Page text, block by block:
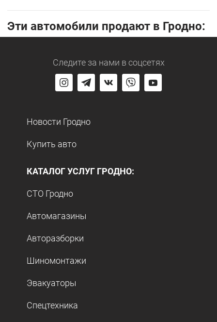
Эти автомобили продают в Гродно:
Следите за нами в соцсетях
Новости Гродно
Купить авто
КАТАЛОГ УСЛУГ ГРОДНО:
СТО Гродно
Автомагазины
Авторазборки
Шиномонтажи
Эвакуаторы
Спецтехника